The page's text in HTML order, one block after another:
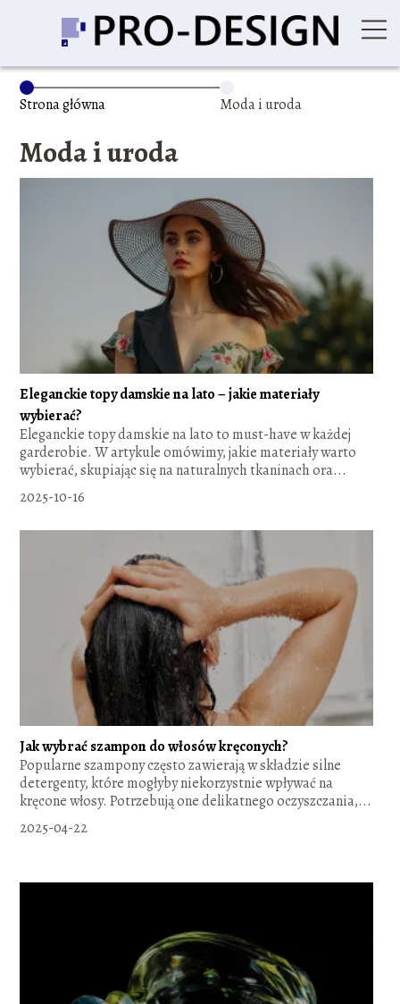
Strona główna Moda i uroda
Moda i uroda
Eleganckie topy damskie na lato – jakie materiały
wybierać?
Eleganckie topy damskie na lato to must-have w każdej
garderobie. W artykule omówimy, jakie materiały warto
wybierać, skupiając się na naturalnych tkaninach ora...
2025-10-16
Jak wybrać szampon do włosów kręconych?
Popularne szampony często zawierają w składzie silne
detergenty, które mogłyby niekorzystnie wpływać na
kręcone włosy. Potrzebują one delikatnego oczyszczania,...
2025-04-22